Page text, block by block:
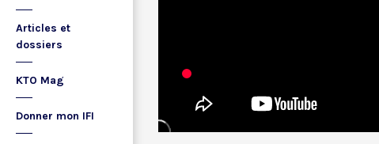
Articles et
dossiers
KTO Mag
Donner mon IFI